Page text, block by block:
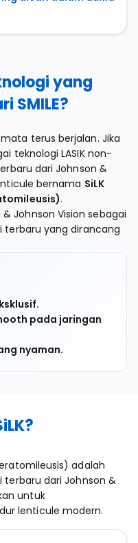
yang
SMILE?
terus berjalan. Jika
teknologi LASIK non-
dari Johnson &
bernama SiLK
.
Johnson Vision sebagai
terbaru yang dirancang
pada jaringan
nyaman.
adalah
terbaru dari Johnson &
untuk
lenticule modern.